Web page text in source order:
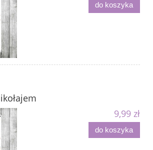
do koszyka
9,99 zł
do koszyka